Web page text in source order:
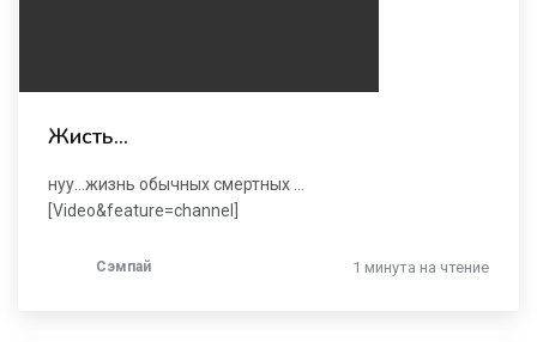
Жисть...
нуу…жизнь обычных смертных …
[Video&feature=channel]
Сэмпай 1 минута на чтение